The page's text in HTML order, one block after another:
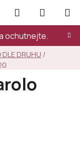
ochutnejte.
Hledat
KOŠÍK
DLE DRUHU /